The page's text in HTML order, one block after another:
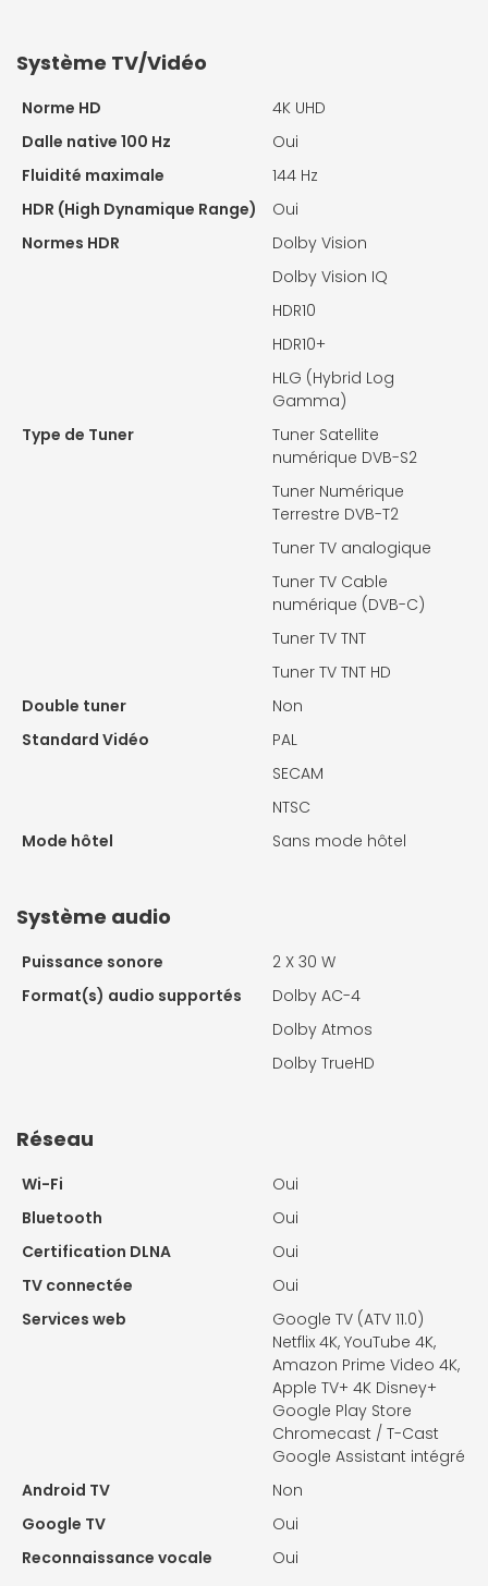
Système TV/Vidéo
Norme HD
4K UHD
Dalle native 100 Hz
Oui
Fluidité maximale
144 Hz
HDR (High Dynamique Range)
Oui
Normes HDR
Dolby Vision
Dolby Vision IQ
HDR10
HDR10+
HLG (Hybrid Log
Gamma)
Type de Tuner
Tuner Satellite
numérique DVB-S2
Tuner Numérique
Terrestre DVB-T2
Tuner TV analogique
Tuner TV Cable
numérique (DVB-C)
Tuner TV TNT
Tuner TV TNT HD
Double tuner
Non
Standard Vidéo
PAL
SECAM
NTSC
Mode hôtel
Sans mode hôtel
Système audio
Puissance sonore 2 X 30 W
Format(s) audio supportés
Dolby AC-4
Dolby Atmos
Dolby TrueHD
Réseau
Wi-Fi
Oui
Bluetooth
Oui
Certification DLNA
Oui
TV connectée
Oui
Services web
Google TV (ATV 11.0)
Netflix 4K, YouTube 4K,
Amazon Prime Video 4K,
Apple TV+ 4K Disney+
Google Play Store
Chromecast / T-Cast
Google Assistant intégré
Android TV
Non
Google TV
Oui
Reconnaissance vocale
Oui